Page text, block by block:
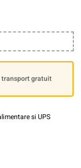
transport gratuit
si UPS